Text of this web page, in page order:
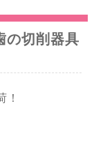
切削器具